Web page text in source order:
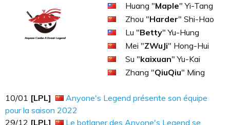
Huang "Maple" Yi-Tang
Zhou "Harder" Shi-Hao
Lu "Betty" Yu-Hung
Mei "ZWuJi" Hong-Hui
Su "kaixuan" Yu-Kai
Zhang "QiuQiu" Ming
10​​​/01 [LPL]
Anyone's Legend présente son équipe
pour la saison 2022
29​​​/12 [LPL]
Le botlaner des Anyone's Legend se